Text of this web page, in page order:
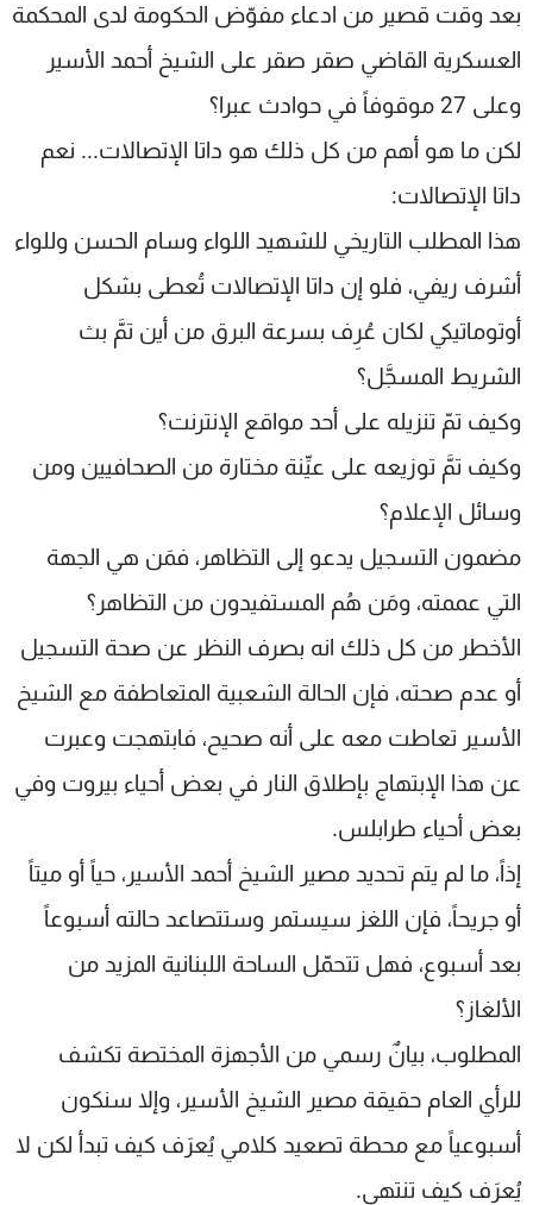
بعد وقت قصير من ادعاء مفوّض الحكومة لدى المحكمة
العسكرية القاضي صقر صقر على الشيخ أحمد الأسير
وعلى 27 موقوفاً في حوادث عبرا؟
لكن ما هو أهم من كل ذلك هو داتا الإتصالات... نعم
داتا الإتصالات:
هذا المطلب التاريخي للشهيد اللواء وسام الحسن وللواء
أشرف ريفي، فلو إن داتا الإتصالات تُعطى بشكل
أوتوماتيكي لكان عُرِف بسرعة البرق من أين تمَّ بث
الشريط المسجَّل؟
وكيف تمّ تنزيله على أحد مواقع الإنترنت؟
وكيف تمَّ توزيعه على عيِّنة مختارة من الصحافيين ومن
وسائل الإعلام؟
مضمون التسجيل يدعو إلى التظاهر، فمَن هي الجهة
التي عممته، ومَن هُم المستفيدون من التظاهر؟
الأخطر من كل ذلك انه بصرف النظر عن صحة التسجيل
أو عدم صحته، فإن الحالة الشعبية المتعاطفة مع الشيخ
الأسير تعاطت معه على أنه صحيح، فابتهجت وعبرت
عن هذا الإبتهاج بإطلاق النار في بعض أحياء بيروت وفي
بعض أحياء طرابلس.
إذاً، ما لم يتم تحديد مصير الشيخ أحمد الأسير، حياً أو ميتاً
أو جريحاً، فإن اللغز سيستمر وستتصاعد حالته أسبوعاً
بعد أسبوع، فهل تتحمّل الساحة اللبنانية المزيد من
الألغاز؟
المطلوب، بيانٌ رسمي من الأجهزة المختصة تكشف
للرأي العام حقيقة مصير الشيخ الأسير، وإلا سنكون
أسبوعياً مع محطة تصعيد كلامي يُعرَف كيف تبدأ لكن لا
يُعرَف كيف تنتهي.